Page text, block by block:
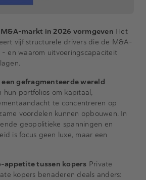
markt in 2026 vormgeven Het
vijf structurele drivers die de M&A-
en waarom uitvoeringscapaciteit
een gefragmenteerde wereld
hun portfolios om kapitaal,
te concentreren op
voordelen kunnen opbouwen. In
geopolitieke spanningen en
is focus geen luxe, maar een
appetite tussen kopers Private
kopers benaderen deals anders: